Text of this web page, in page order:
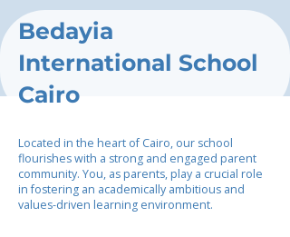
Bedayia
International School
Cairo
Located in the heart of Cairo, our school
flourishes with a strong and engaged parent
community. You, as parents, play a crucial role
in fostering an academically ambitious and
values-driven learning environment.